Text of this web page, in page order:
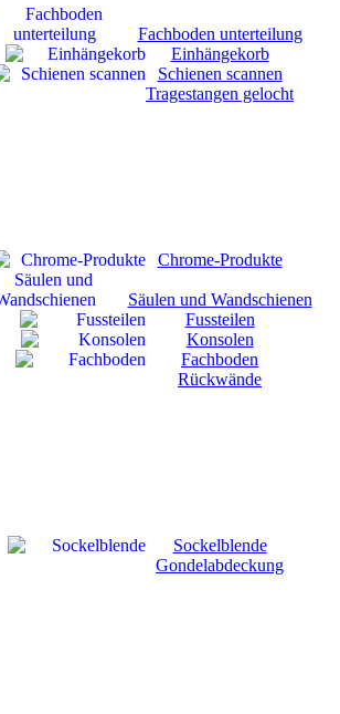
Fachboden unterteilung
Einhängekorb
Schienen scannen
Tragestangen gelocht
Chrome-Produkte
Säulen und Wandschienen
Fussteilen
Konsolen
Fachboden
Rückwände
Sockelblende
Gondelabdeckung